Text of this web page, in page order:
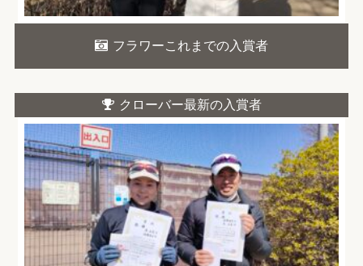
フラワーこれまでの入賞者
クローバー最新の入賞者